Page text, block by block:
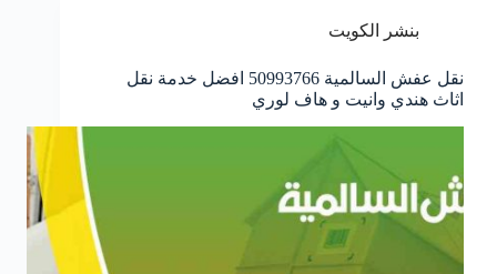
بنشر الكويت
نقل عفش السالمية 50993766 افضل خدمة نقل
اثاث هندي وانيت و هاف لوري